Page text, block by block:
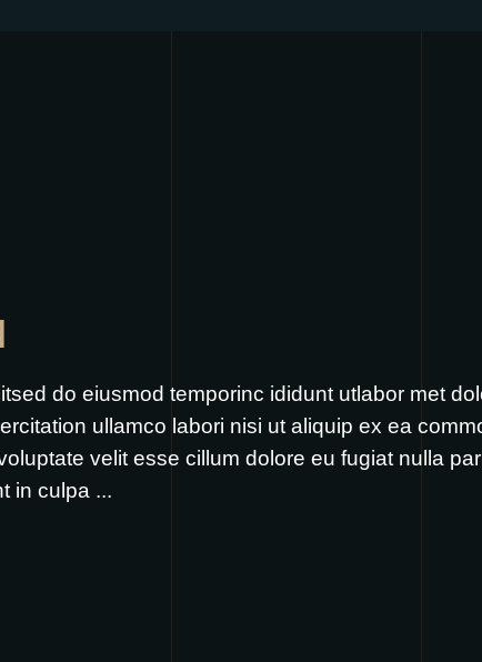
do eiusmod temporinc ididunt utlabor met
ullamco labori nisi ut aliquip ex ea
velit esse cillum dolore eu fugiat nulla
in culpa